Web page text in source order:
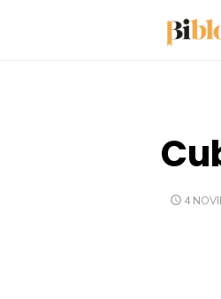
4